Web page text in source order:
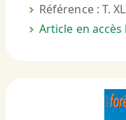
Référence : T.
Article en